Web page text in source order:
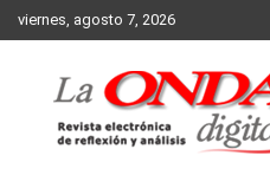
Skip
to
viernes, agosto 7, 2026